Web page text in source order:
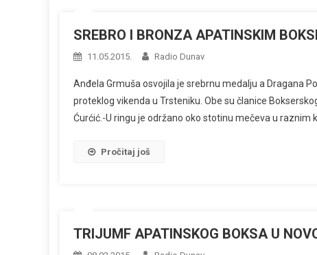
SREBRO I BRONZA APATINSKIM
11.05.2015. Radio Dunav
Anđela Grmuša osvojila je srebrnu medalju a Dragana
proteklog vikenda u Trsteniku. Obe su članice
Ćurćić.-U ringu je održano oko stotinu mečeva u
Pročitaj još
TRIJUMF APATINSKOG BOKSA U